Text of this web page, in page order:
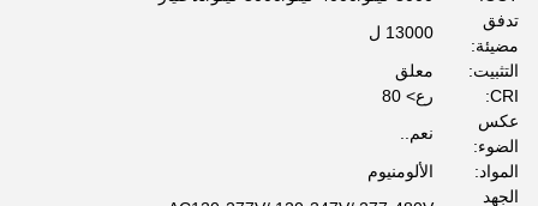
تدفق
مضيئة:
13000 ل
التثبيت:
معلق
CRI:
رع> 80
عكس
الضوء:
نعم..
المواد:
الألومنيوم
الجهد